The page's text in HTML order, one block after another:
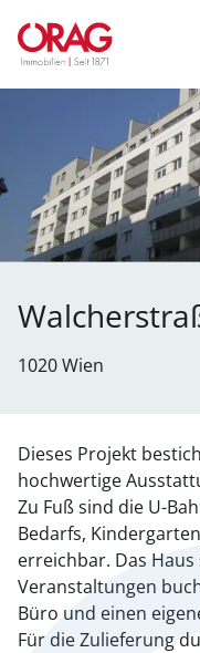
1020 Wien
Dieses Projekt
hochwertige
Zu Fuß sind die U-
Bedarfs,
erreichbar. Das
Veranstaltungen
Büro und einen
Für die Zulieferung